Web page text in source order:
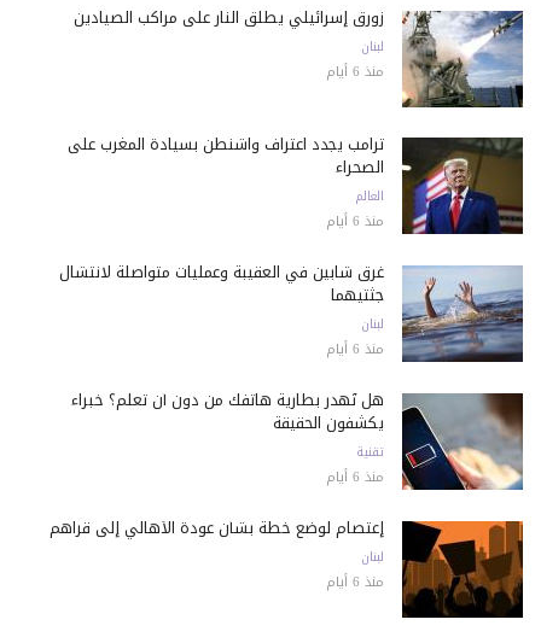
زورق إسرائيلي يطلق النار على مراكب الصيادين
لبنان
منذ 6 أيام
ترامب يجدد اعتراف واشنطن بسيادة المغرب على
الصحراء
العالم
منذ 6 أيام
غرق شابين في العقيبة وعمليات متواصلة لانتشال
جثتيهما
لبنان
منذ 6 أيام
هل تُهدر بطارية هاتفك من دون أن تعلم؟ خبراء
يكشفون الحقيقة
تقنية
منذ 6 أيام
إعتصام لوضع خطة بشأن عودة الأهالي إلى قراهم
لبنان
منذ 6 أيام